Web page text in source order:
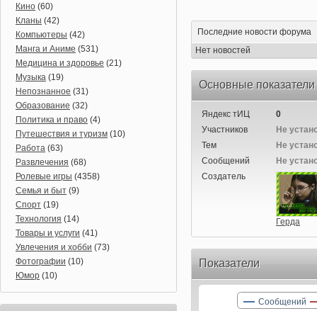
Кино (60)
Кланы (42)
Компьютеры (42)
Манга и Аниме (531)
Медицина и здоровье (21)
Музыка (19)
Непознанное (31)
Образование (32)
Политика и право (4)
Путешествия и туризм (10)
Работа (63)
Развлечения (68)
Ролевые игры (4358)
Семья и быт (9)
Спорт (19)
Технология (14)
Товары и услуги (41)
Увлечения и хобби (73)
Фотографии (10)
Юмор (10)
Последние новости форума
Нет новостей
Основные
Яндекс тИЦ
0
Участников
Не
Тем
Не
Сообщений
Не
Создатель
Герда
Показатели
Сообщений